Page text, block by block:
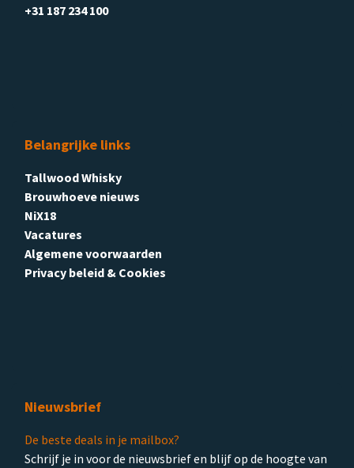
+31 187 234 100
Belangrijke links
Tallwood Whisky
Brouwhoeve nieuws
NiX18
Vacatures
Algemene voorwaarden
Privacy beleid & Cookies
Nieuwsbrief
De beste deals in je mailbox?
Schrijf je in voor de nieuwsbrief en blijf op de hoogte van